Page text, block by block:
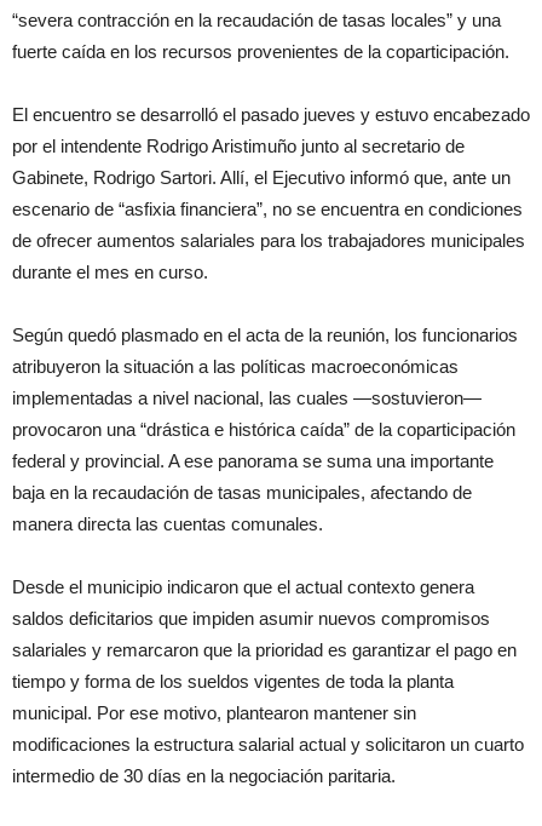
“severa contracción en la recaudación de tasas locales” y una
fuerte caída en los recursos provenientes de la coparticipación.
El encuentro se desarrolló el pasado jueves y estuvo encabezado
por el intendente Rodrigo Aristimuño junto al secretario de
Gabinete, Rodrigo Sartori. Allí, el Ejecutivo informó que, ante un
escenario de “asfixia financiera”, no se encuentra en condiciones
de ofrecer aumentos salariales para los trabajadores municipales
durante el mes en curso.
Según quedó plasmado en el acta de la reunión, los funcionarios
atribuyeron la situación a las políticas macroeconómicas
implementadas a nivel nacional, las cuales —sostuvieron—
provocaron una “drástica e histórica caída” de la coparticipación
federal y provincial. A ese panorama se suma una importante
baja en la recaudación de tasas municipales, afectando de
manera directa las cuentas comunales.
Desde el municipio indicaron que el actual contexto genera
saldos deficitarios que impiden asumir nuevos compromisos
salariales y remarcaron que la prioridad es garantizar el pago en
tiempo y forma de los sueldos vigentes de toda la planta
municipal. Por ese motivo, plantearon mantener sin
modificaciones la estructura salarial actual y solicitaron un cuarto
intermedio de 30 días en la negociación paritaria.